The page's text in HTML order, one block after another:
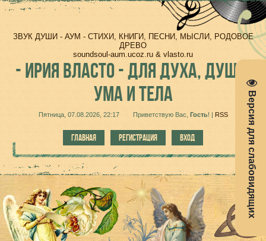
Версия для слабовидящих
ЗВУК ДУШИ - АУМ - СТИХИ, КНИГИ, ПЕСНИ, МЫСЛИ, РОДОВОЕ
ДРЕВО
soundsoul-aum.ucoz.ru & vlasto.ru
-ИРИЯ ВЛАСТО - ДЛЯ ДУХА, ДУШИ,
УМА И ТЕЛА
Пятница, 07.08.2026, 22:17 Приветствую Вас Гость!| RSS
ГЛАВНАЯ РЕГИСТРАЦИЯ ВХОД